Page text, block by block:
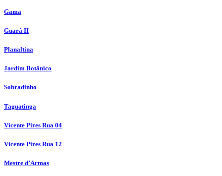
Gama
Guará II
Planaltina
Jardim Botânico
Sobradinho
Taguatinga
Vicente Pires Rua 04
Vicente Pires Rua 12
Mestre d’Armas